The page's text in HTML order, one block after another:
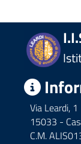
Via Leardi, 1
15033 -
C.M.